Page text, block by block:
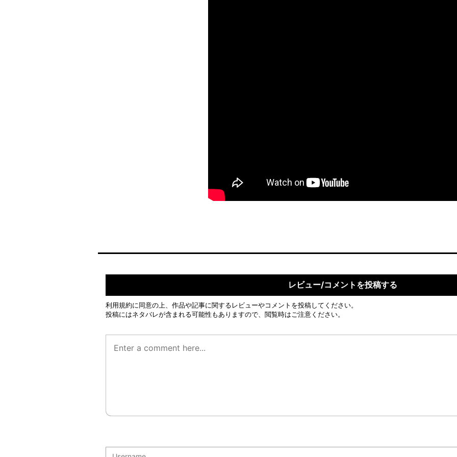
レビュー/コメントを投稿する
利用規約に同意の上、作品や記事に関するレビューやコメントを投稿してください。
投稿にはネタバレが含まれる可能性もありますので、閲覧時はご注意ください。